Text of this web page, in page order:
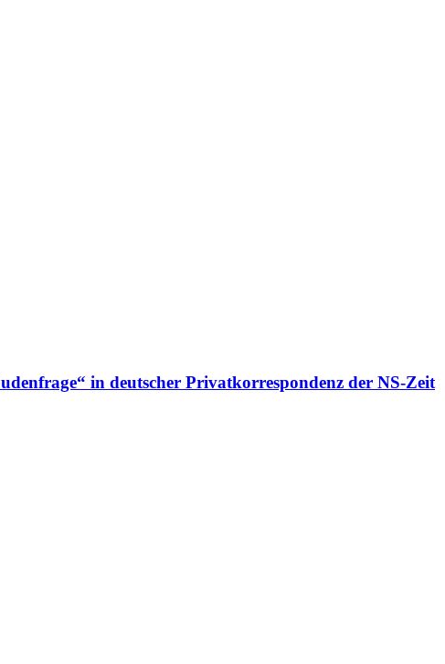
in deutscher Privatkorrespondenz der NS-Zeit